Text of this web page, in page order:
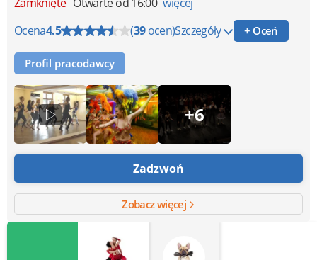
Ocena4.5 (39ocen)Szczegóły + Oceń
Profil pracodawcy
+6
Zadzwoń
Zobacz więcej